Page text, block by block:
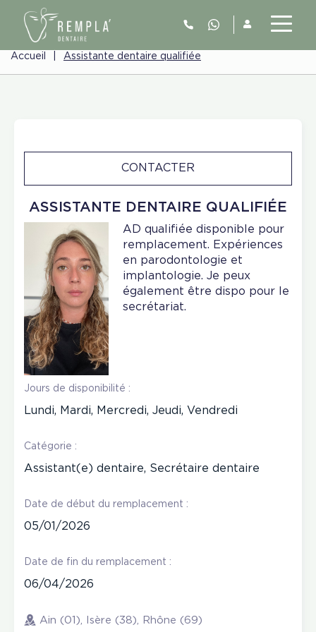
Accueil Assistante dentaire qualifiée
ASSISTANTE DENTAIRE QUALIFIÉE
CONTACTER
AD qualifiée disponible pour
remplacement. Expériences
en parodontologie et
implantologie. Je peux
également être dispo pour le
secrétariat.
Jours de disponibilité :
Lundi, Mardi, Mercredi, Jeudi, Vendredi
Catégorie :
Assistant(e) dentaire, Secrétaire dentaire
Date de début du remplacement :
05/01/2026
Date de fin du remplacement :
06/04/2026
Ain (01), Isère (38), Rhône (69)